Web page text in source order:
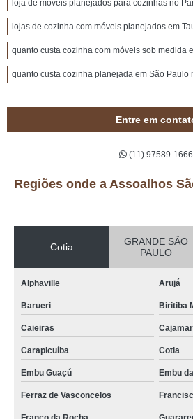
loja de móveis planejados para cozinhas no
lojas de cozinha com móveis planejados em
quanto custa cozinha com móveis sob medida
quanto custa cozinha planejada em São Paulo
Entre em
(11) 97589-1666
Regiões onde a Assoalhos
Cotia
GRANDE SÃO
PAULO
Alphaville Arujá
Barueri Biritiba
Caieiras Cajamar
Carapicuíba Cotia
Embu Guaçú Embu
Ferraz de Vasconcelos